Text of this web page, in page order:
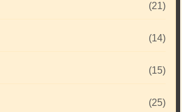
(21)
(14)
(15)
(25)